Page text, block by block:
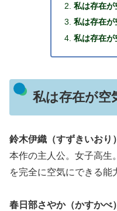
私は存在が
私は存在
私は存在
私は存在が空
鈴木伊織（すずきいおり）
本作の主人公。女子高生
を完全に空気にできる能
春日部さやか（かすかべ）